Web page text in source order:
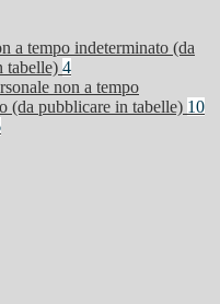
a tempo indeterminato (da
tabelle) 4
non a tempo
(da pubblicare in tabelle) 10